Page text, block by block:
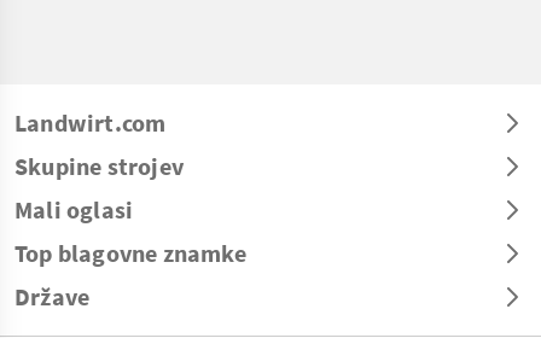
Landwirt.com
Skupine strojev
Mali oglasi
Top blagovne znamke
Države